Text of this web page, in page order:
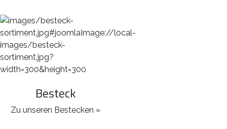
Besteck
Zu unseren Bestecken »